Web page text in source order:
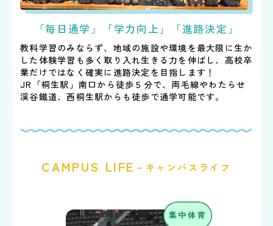
「毎日通学」「学力向上」「進路決定」
教科学習のみならず、地域の施設や環境を最大限に生か
した体験学習も多く取り入れ生きる力を伸ばし、 高校卒
業だけではなく確実に進路決定を目指します！
JR「桐生駅」南口から徒歩５分で、両毛線やわたらせ
渓谷鐵道、西桐生駅からも徒歩で通学可能です。
CAMPUS LIFE －キャンパスライフ
集中体育